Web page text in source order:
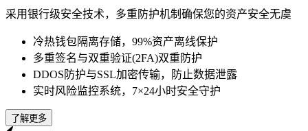
采用银行级安全技术，多重防护机制确保您的资产安全无虞
冷热钱包隔离存储，99%资产离线保护
多重签名与双重验证(2FA)双重防护
DDOS防护与SSL加密传输，防止数据泄露
实时风险监控系统，7×24小时安全守护
了解更多